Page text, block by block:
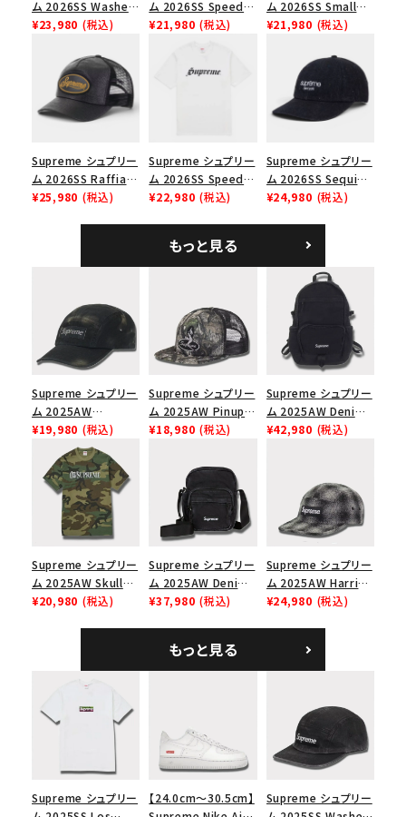
価格から探す
円
絞り込んで検索する
ム 2026SS Washed
Chino Twill Camp
ノツイル キャンプキャ
ップ ブラック
¥23,980 (税込)
ム 2026SS Speed
Tee スピードTシャツ
¥21,980 (税込)
ム 2026SS Small
Box Tee スモールボ
¥21,980 (税込)
Supreme シュプリー
ム 2026SS Raffia
Mesh Back 5-Panel
¥25,980 (税込)
Supreme シュプリー
ム 2026SS Speed
Tee スピードTシャツ
¥22,980 (税込)
Supreme シュプリー
ム 2026SS Sequin
Denim Classic
シックロゴ 6パネルキ
ャップ ブラック
¥24,980 (税込)
もっと見る
Supreme シュプリー
ム 2025AW
Overdyed Camp
Cap オーバーダイド
キャンプキャップ ブ
ラック
¥19,980 (税込)
Supreme シュプリー
ム 2025AW Pinup
Mesh Back 5-Panel
ュバック 5パネルキャ
ップ トゥルーティン
バーHTC フォールカ
¥18,980 (税込)
Supreme シュプリー
ム 2025AW Denim
Backpack デニム バ
¥42,980 (税込)
Supreme シュプリー
ム 2025AW Skull
Tee スカル Tシャ
¥20,980 (税込)
Supreme シュプリー
ム 2025AW Denim
Shoulder Bag デニ
¥37,980 (税込)
Supreme シュプリー
ム 2025AW Harris
Tweed Camp Cap
¥24,980 (税込)
もっと見る
Supreme シュプリー
【24.0cm～30.5cm】
Supreme シュプリー